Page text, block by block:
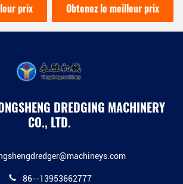
prix
dragueuse Machine pour
draguer le sable
Obtenez le meilleur prix
DREDGING MACHINERY
CO., LTD.
86--13953662777